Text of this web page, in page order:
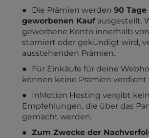
Die Prämien werden 90
geworbenen Kaufausgestellt.
geworbene Konto innerhalb
storniert oder gekündigt wird,
ausstehenden Prämien.
Für Einkäufe für deine
können keine Prämien verdient
InMotion Hosting vergibt
Empfehlungen, die über das
gemacht werden.
Zum Zwecke der